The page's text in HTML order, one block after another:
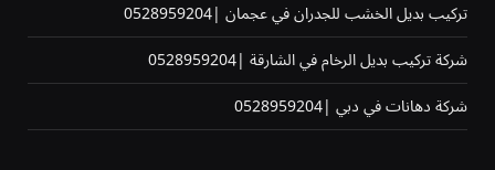
تركيب بديل الخشب للجدران في عجمان |0528959204
شركة تركيب بديل الرخام في الشارقة |0528959204
شركة دهانات في دبي |0528959204